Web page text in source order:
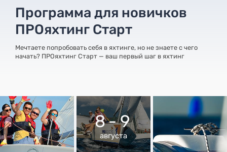
Программа для новичков
ПРОяхтинг Старт
Мечтаете попробовать себя в яхтинге, но не знаете с чего
начать? ПРОяхтинг Старт — ваш первый шаг в яхтинг
8 - 9
августа